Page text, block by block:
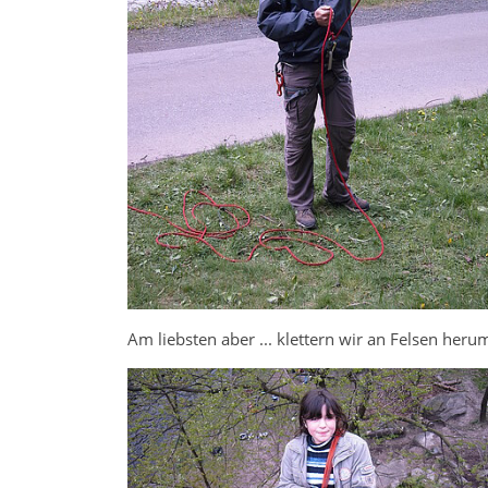
Am liebsten aber ... klettern wir an Felsen